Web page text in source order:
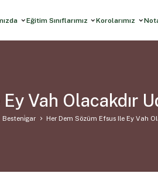
Eğitim Sınıflarımız Korolarımız
Vah Olacakdır
Besteni̇gar Her Dem Sözüm Efsus Ile Ey Vah